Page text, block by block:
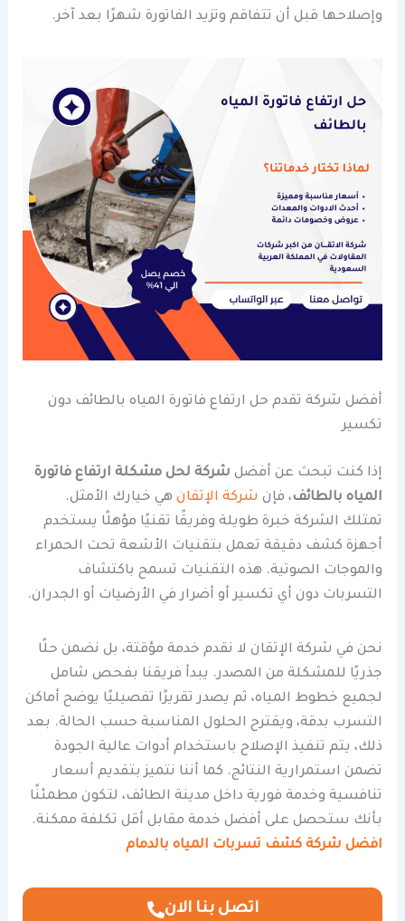
وإصلاحها قبل أن تتفاقم وتزيد الفاتورة شهرًا بعد آخر.
أفضل شركة تقدم حل ارتفاع فاتورة المياه بالطائف دون
تكسير
إذا كنت تبحث عن أفضل شركة لحل مشكلة ارتفاع فاتورة
المياه بالطائف، فإن شركة الإتقان هي خيارك الأمثل.
تمتلك الشركة خبرة طويلة وفريقًا تقنيًا مؤهلًا يستخدم
أجهزة كشف دقيقة تعمل بتقنيات الأشعة تحت الحمراء
والموجات الصوتية. هذه التقنيات تسمح باكتشاف
التسربات دون أي تكسير أو أضرار في الأرضيات أو الجدران.
نحن في شركة الإتقان لا نقدم خدمة مؤقتة، بل نضمن حلًا
جذريًا للمشكلة من المصدر. يبدأ فريقنا بفحص شامل
لجميع خطوط المياه، ثم يصدر تقريرًا تفصيليًا يوضح أماكن
التسرب بدقة، ويقترح الحلول المناسبة حسب الحالة. بعد
ذلك، يتم تنفيذ الإصلاح باستخدام أدوات عالية الجودة
تضمن استمرارية النتائج. كما أننا نتميز بتقديم أسعار
تنافسية وخدمة فورية داخل مدينة الطائف، لتكون مطمئنًا
بأنك ستحصل على أفضل خدمة مقابل أقل تكلفة ممكنة.
افضل شركة كشف تسربات المياه بالدمام
اتصل بنا الان